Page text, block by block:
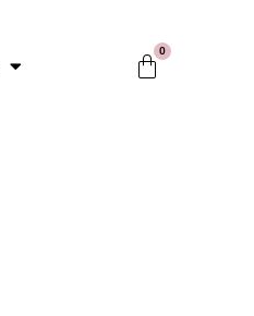
0
Kurv